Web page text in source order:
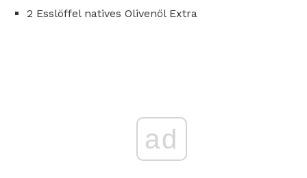
2 Esslöffel natives Olivenöl Extra
ad